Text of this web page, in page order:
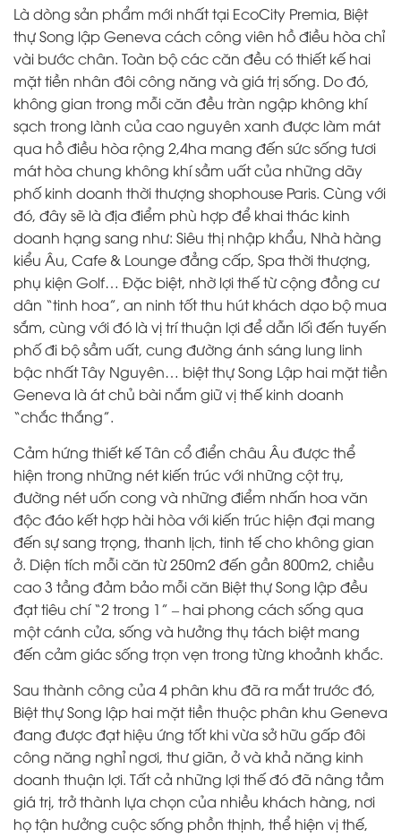
Là dòng sản phẩm mới nhất tại EcoCity Premia, Biệt
thự Song lập Geneva cách công viên hồ điều hòa chỉ
vài bước chân. Toàn bộ các căn đều có thiết kế hai
mặt tiền nhân đôi công năng và giá trị sống. Do đó,
không gian trong mỗi căn đều tràn ngập không khí
sạch trong lành của cao nguyên xanh được làm mát
qua hồ điều hòa rộng 2,4ha mang đến sức sống tươi
mát hòa chung không khí sầm uất của những dãy
phố kinh doanh thời thượng shophouse Paris. Cùng với
đó, đây sẽ là địa điểm phù hợp để khai thác kinh
doanh hạng sang như: Siêu thị nhập khẩu, Nhà hàng
kiểu Âu, Cafe & Lounge đẳng cấp, Spa thời thượng,
phụ kiện Golf… Đặc biệt, nhờ lợi thế từ cộng đồng cư
dân “tinh hoa”, an ninh tốt thu hút khách dạo bộ mua
sắm, cùng với đó là vị trí thuận lợi để dẫn lối đến tuyến
phố đi bộ sầm uất, cung đường ánh sáng lung linh
bậc nhất Tây Nguyên… biệt thự Song Lập hai mặt tiền
Geneva là át chủ bài nắm giữ vị thế kinh doanh
“chắc thắng”.
Cảm hứng thiết kế Tân cổ điển châu Âu được thể
hiện trong những nét kiến trúc với những cột trụ,
đường nét uốn cong và những điểm nhấn hoa văn
độc đáo kết hợp hài hòa với kiến trúc hiện đại mang
đến sự sang trọng, thanh lịch, tinh tế cho không gian
ở. Diện tích mỗi căn từ 250m2 đến gần 800m2, chiều
cao 3 tầng đảm bảo mỗi căn Biệt thự Song lập đều
đạt tiêu chí “2 trong 1” – hai phong cách sống qua
một cánh cửa, sống và hưởng thụ tách biệt mang
đến cảm giác sống trọn vẹn trong từng khoảnh khắc.
Sau thành công của 4 phân khu đã ra mắt trước đó,
Biệt thự Song lập hai mặt tiền thuộc phân khu Geneva
đang được đạt hiệu ứng tốt khi vừa sở hữu gấp đôi
công năng nghỉ ngơi, thư giãn, ở và khả năng kinh
doanh thuận lợi. Tất cả những lợi thế đó đã nâng tầm
giá trị, trở thành lựa chọn của nhiều khách hàng, nơi
họ tận hưởng cuộc sống phồn thịnh, thể hiện vị thế,